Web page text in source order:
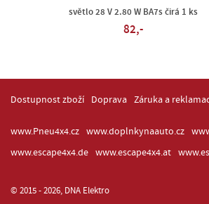
světlo 28 V 2.80 W BA7s čirá 1 ks
82,-
Dostupnost zboží Doprava Záruka a
www.Pneu4x4.cz www.doplnkynaauto.cz
www.escape4x4.de
www.escape4x4.at
© 2015 - 2026, DNA Elektro